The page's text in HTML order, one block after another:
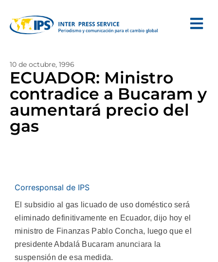
10 de octubre, 1996
ECUADOR: Ministro
contradice a Bucaram y
aumentará precio del
gas
Corresponsal de IPS
El subsidio al gas licuado de uso doméstico será
eliminado definitivamente en Ecuador, dijo hoy el
ministro de Finanzas Pablo Concha, luego que el
presidente Abdalá Bucaram anunciara la
suspensión de esa medida.